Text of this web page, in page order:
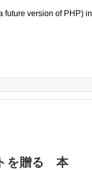
future version of PHP) in
を贈る 本